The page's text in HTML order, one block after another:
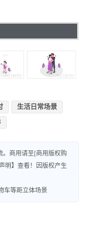
生活日常场景
。商用请至[商用版权购
明】查看！因版权产生
车等距立体场景